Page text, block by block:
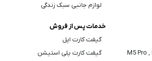
لوازم جانبی سبک زندگی
خدمات پس از فروش
گیفت کارت اپل
گیفت کارت پلی استیشن